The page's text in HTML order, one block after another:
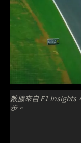
數據來自 F1 Insights
步。